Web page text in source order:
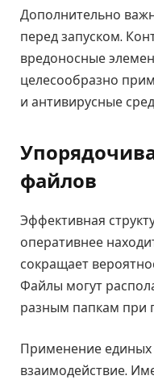
Дополнительно
перед запуском.
вредоносные
целесообразно
и антивирусные
файлов
Эффективная
оперативнее
сокращает
Файлы могут
разным папкам при
Применение
взаимодействие.